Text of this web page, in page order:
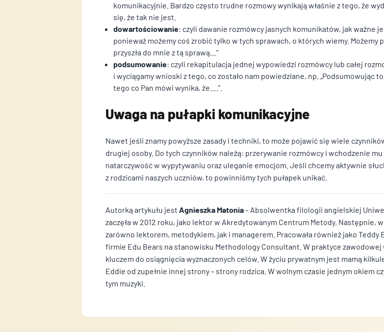
komunikacyjnie. Bardzo często trudne rozmowy wynikają właśnie z tego, że
się, że tak nie jest.
dowartościowanie: czyli dawanie rozmówcy jasnych komunikatów, jak ważne
ponieważ możemy coś zrobić tylko w tych sprawach, o których wiemy. Możemy
przyszła do mnie z tą sprawą…”
podsumowanie: czyli rekapitulacja jednej wypowiedzi rozmówcy lub całej
i wyciągamy wnioski z tego, co zostało nam powiedziane, np. „Podsumowując
tego co Pan mówi wynika, że….”.
Uwaga na pułapki komunikacyjne
Nawet jeśli znamy powyższe zasady i techniki, to może pojawić się wiele
drugiej osoby. Do tych czynników należą: przerywanie rozmówcy i wchodzenie
natarczywość w wypytywaniu oraz uleganie emocjom. Jeśli chcemy aktywnie
z rodzicami naszych uczniów, to powinniśmy tych pułapek unikać.
Autorką artykułu jestAgnieszka Matonia– Absolwentka filologii angielskiej
zaczęła w 2012 roku, jako lektor w Akredytowanym Centrum Metody. Następnie, w
zarówno lektorem, metodykiem, jak i managerem. Pracowała również jako
firmie Edu Bears na stanowisku Methodology Consultant. W praktyce
kluczem do osiągnięcia wyznaczonych celów. W życiu prywatnym jest mamą
Eddie od zupełnie innej strony – strony rodzica. W wolnym czasie jednym okiem
tym muzyki.